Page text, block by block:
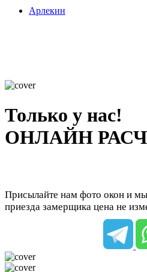
Арлекин
Только у нас!
ОНЛАЙН
Присылайте нам фото окон и
приезда замерщика цена не